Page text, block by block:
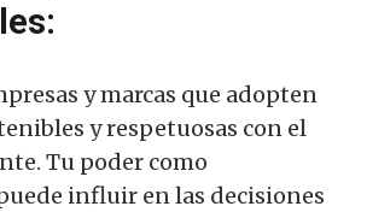
y marcas que adopten
y respetuosas con el
Tu poder como
influir en las decisiones